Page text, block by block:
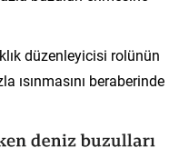
düzenleyicisi rolünün
ısınmasını beraberinde